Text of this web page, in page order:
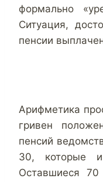
формально
Ситуация,
пенсии
Арифметика
гривен
пенсий
30, которые
Оставшиеся